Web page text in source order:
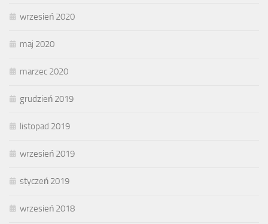
wrzesień 2020
maj 2020
marzec 2020
grudzień 2019
listopad 2019
wrzesień 2019
styczeń 2019
wrzesień 2018